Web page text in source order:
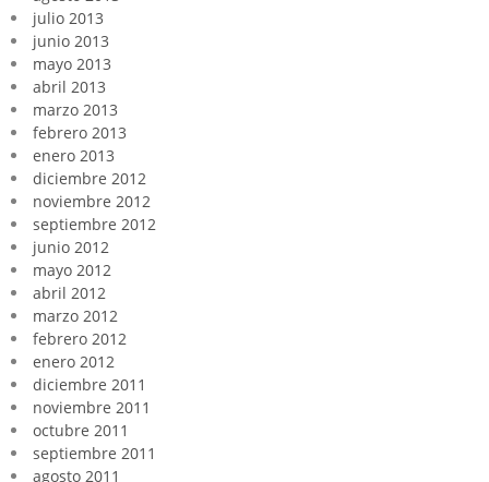
julio 2013
junio 2013
mayo 2013
abril 2013
marzo 2013
febrero 2013
enero 2013
diciembre 2012
noviembre 2012
septiembre 2012
junio 2012
mayo 2012
abril 2012
marzo 2012
febrero 2012
enero 2012
diciembre 2011
noviembre 2011
octubre 2011
septiembre 2011
agosto 2011